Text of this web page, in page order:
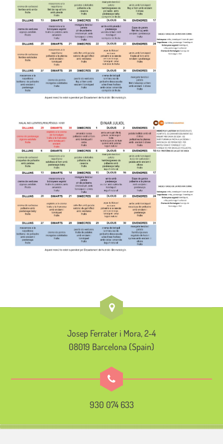
Josep Ferrater i Mora, 2-4
08019 Barcelona (Spain)
930 074 633